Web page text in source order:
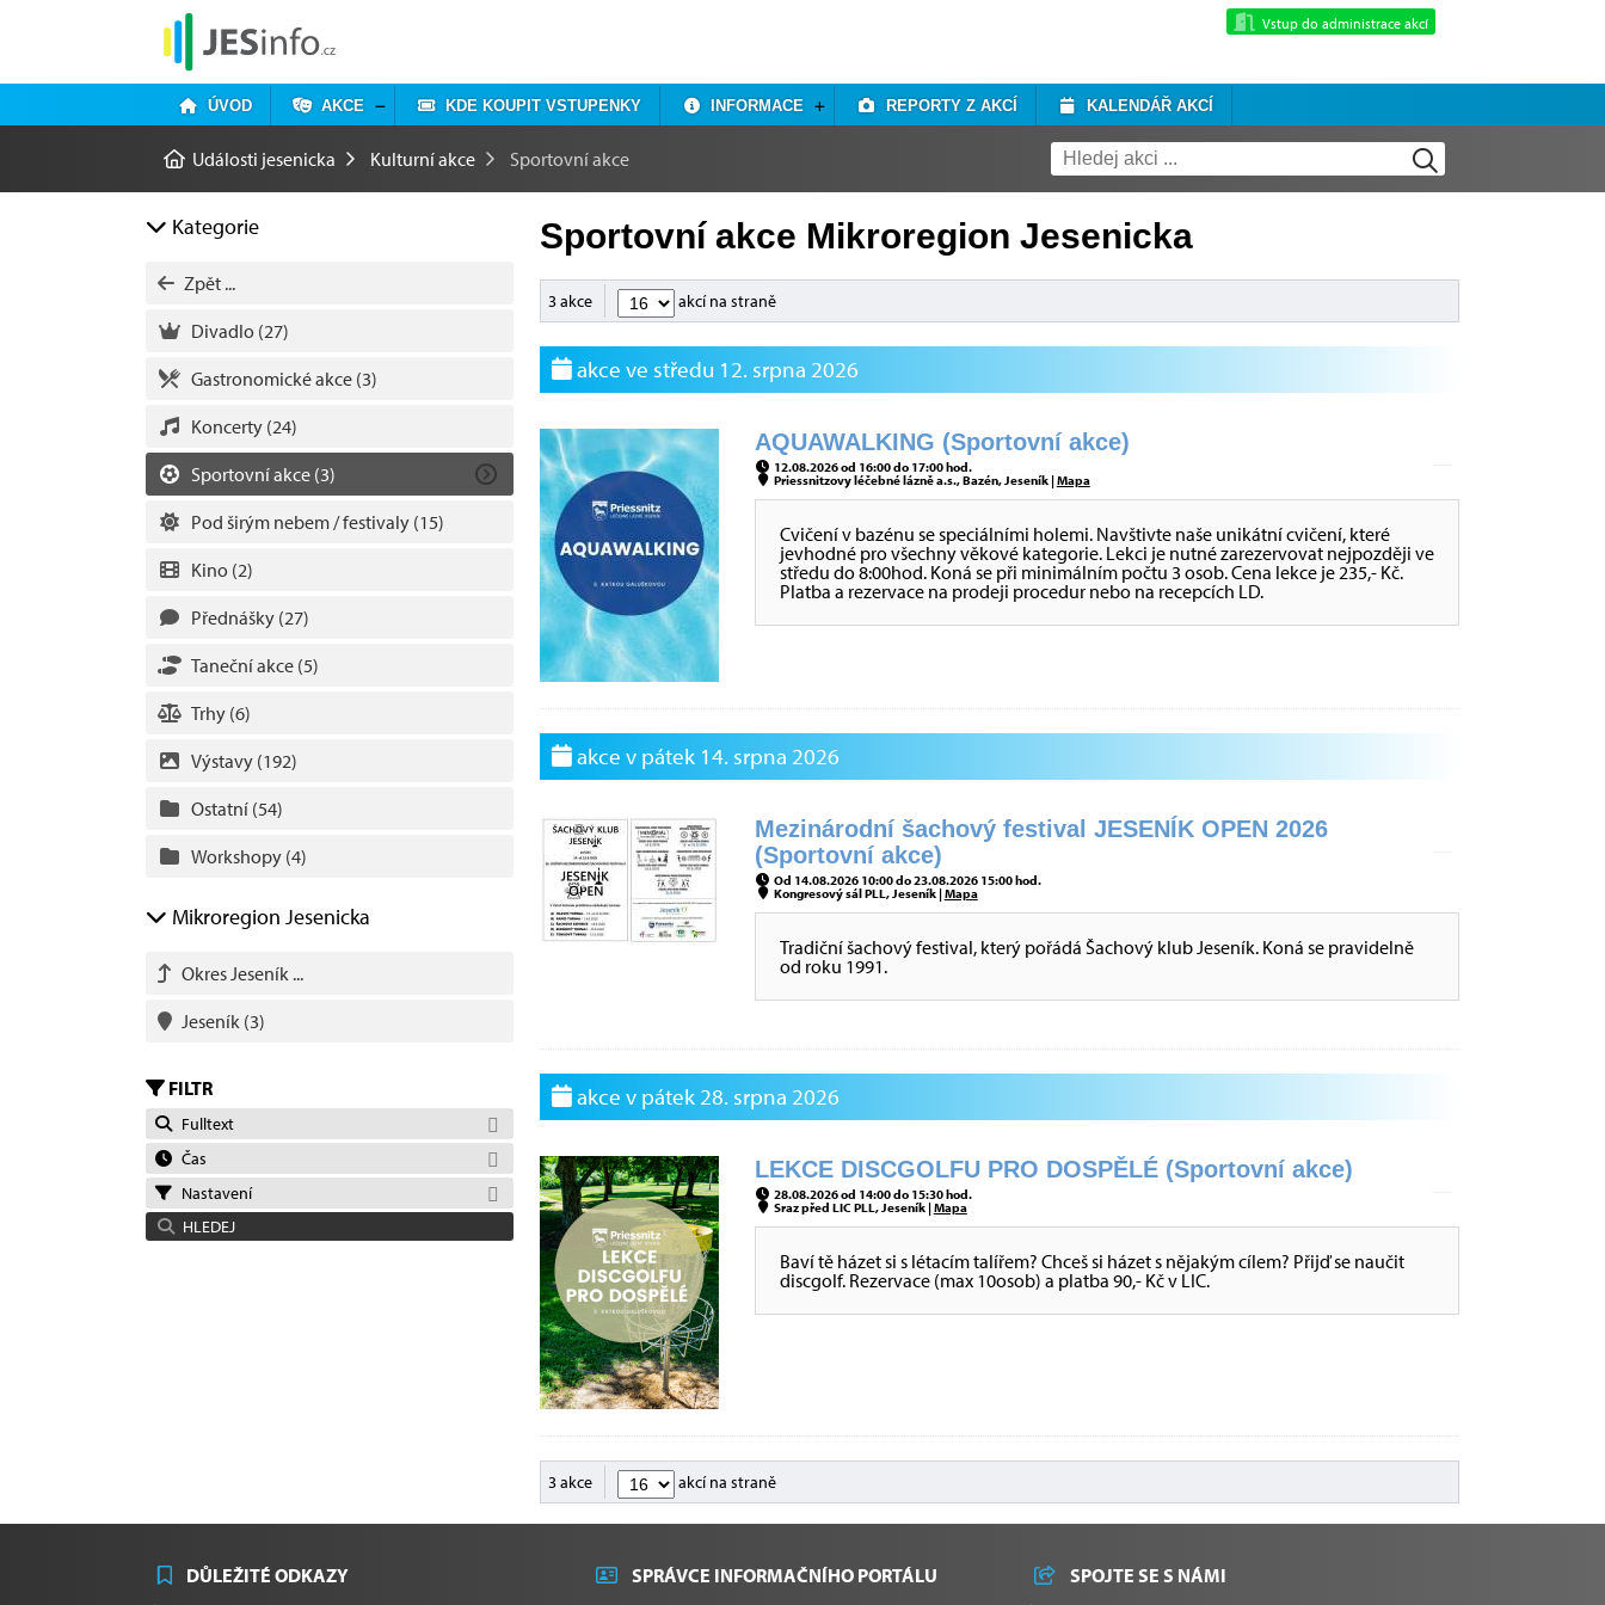
Vstup do administrace akcí
ÚVOD AKCE KDE KOUPIT VSTUPENKY INFORMACE REPORTY Z AKCÍ KALENDÁŘ AKCÍ
Události jesenicka Kulturní akce Sportovní akce
Kategorie
Zpět ...
Divadlo (27)
Gastronomické akce (3)
Koncerty (24)
Sportovní akce (3)
Pod širým nebem / festivaly (15)
Kino (2)
Přednášky (27)
Taneční akce (5)
Trhy (6)
Výstavy (192)
Ostatní (54)
Workshopy (4)
Mikroregion Jesenicka
Okres Jeseník ...
Jeseník (3)
FILTR
Fulltext
Čas
Nastavení
HLEDEJ
Sportovní akce Mikroregion Jesenicka
3 akce akcí na straně
akce ve středu 12. srpna 2026
AQUAWALKING (Sportovní akce)
12.08.2026 od 16:00 do 17:00 hod.
Priessnitzovy léčebné lázně a.s., Bazén, Jeseník |Mapa
Cvičení v bazénu se speciálními holemi. Navštivte naše unikátní cvičení, které
jevhodné pro všechny věkové kategorie. Lekci je nutné zarezervovat nejpozději ve
středu do 8:00hod. Koná se při minimálním počtu 3 osob. Cena lekce je 235,- Kč.
Platba a rezervace na prodeji procedur nebo na recepcích LD.
akce v pátek 14. srpna 2026
Mezinárodní šachový festival JESENÍK OPEN 2026
(Sportovní akce)
Od 14.08.2026 10:00 do 23.08.2026 15:00 hod.
Kongresový sál PLL, Jeseník |Mapa
Tradiční šachový festival, který pořádá Šachový klub Jeseník. Koná se pravidelně
od roku 1991.
akce v pátek 28. srpna 2026
LEKCE DISCGOLFU PRO DOSPĚLÉ (Sportovní akce)
28.08.2026 od 14:00 do 15:30 hod.
Sraz před LIC PLL, Jeseník |Mapa
Baví tě házet si s létacím talířem? Chceš si házet s nějakým cílem? Přijď se naučit
discgolf. Rezervace (max 10osob) a platba 90,- Kč v LIC.
3 akce akcí na straně
DŮLEŽITÉ ODKAZY SPRÁVCE INFORMAČNÍHO PORTÁLU SPOJTE SE S NÁMI